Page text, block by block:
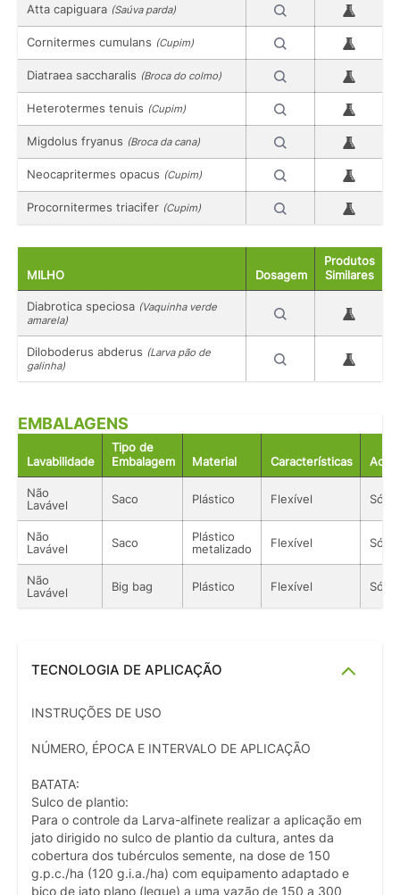
Atta capiguara (Saúva parda)
Cornitermes cumulans (Cupim)
Diatraea saccharalis (Broca do colmo)
Heterotermes tenuis (Cupim)
Migdolus fryanus (Broca da cana)
Neocapritermes opacus (Cupim)
Procornitermes triacifer (Cupim)
MILHO Dosagem
Produtos
Similares
Diabrotica speciosa (Vaquinha verde
amarela)
Diloboderus abderus (Larva pão de
galinha)
EMBALAGENS
Lavabilidade
Tipo de
Embalagem
Material Características
Não
Lavável
Saco Plástico Flexível
Não
Lavável
Saco
Plástico
metalizado
Flexível
Não
Lavável
Big bag Plástico Flexível
TECNOLOGIA DE APLICAÇÃO
INSTRUÇÕES DE USO
NÚMERO, ÉPOCA E INTERVALO DE APLICAÇÃO
BATATA:
Sulco de plantio:
Para o controle da Larva-alfinete realizar a aplicação em
jato dirigido no sulco de plantio da cultura, antes da
cobertura dos tubérculos semente, na dose de 150
g.p.c./ha (120 g.i.a./ha) com equipamento adaptado e
bico de jato plano (leque) a uma vazão de 150 a 300